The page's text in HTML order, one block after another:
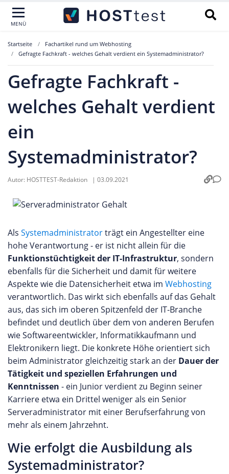
MENÜ
Startseite
Fachartikel rund um Webhosting
Gefragte Fachkraft - welches Gehalt verdient ein Systemadministrator?
Gefragte Fachkraft -
welches Gehalt verdient
ein
Systemadministrator?
Autor: HOSTTEST-Redaktion | 03.09.2021
Als Systemadministratorträgt ein Angestellter eine
hohe Verantwortung - er ist nicht allein für die
Funktionstüchtigkeit der IT-Infrastruktur, sondern
ebenfalls für die Sicherheit und damit für weitere
Aspekte wie die Datensicherheit etwa im Webhosting
verantwortlich. Das wirkt sich ebenfalls auf das Gehalt
aus, das sich im oberen Spitzenfeld der IT-Branche
befindet und deutlich über dem von anderen Berufen
wie Softwareentwickler, Informatikkaufmann und
Elektronikern liegt. Die konkrete Höhe orientiert sich
beim Administrator gleichzeitig stark an der Dauer der
Tätigkeit und speziellen Erfahrungen und
Kenntnissen - ein Junior verdient zu Beginn seiner
Karriere etwa ein Drittel weniger als ein Senior
Serveradministrator mit einer Berufserfahrung von
mehr als einem Jahrzehnt.
Wie erfolgt die Ausbildung als
Systemadministrator?